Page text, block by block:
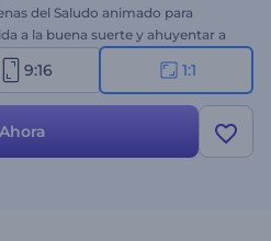
del Saludo animado para
a la buena suerte y ahuyentar a
escribe tus mensajes y obtén un
unos pocos clics. Perfectamente
¡Pruébalo ahora!
9:16 1:1